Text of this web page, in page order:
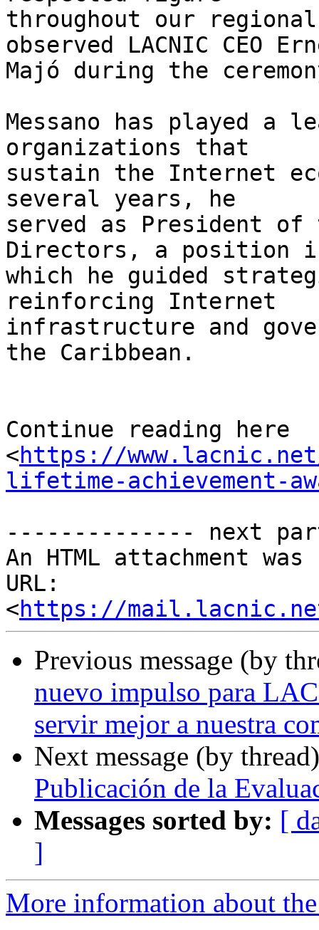
throughout our
observed LACNIC CEO
Majó during the
Messano has played a
organizations that
sustain the Internet
several years, he
served as President of
Directors, a position
which he guided
reinforcing Internet
infrastructure and
the Caribbean.
Continue reading here
<https://
lifetime-achievement-
-------------- next
An HTML attachment
URL:
<https://mail.lacnic.net/
Previous message (by
nuevo impulso para
servir mejor a nuestra
Next message (by
Publicación de la
Messages sorted by: [
]
More information about